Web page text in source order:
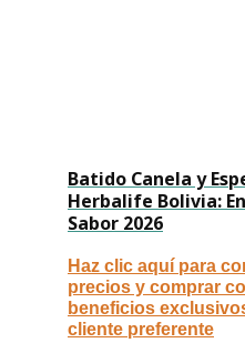
Batido Canela y
Herbalife Bolivia:
Sabor 2026
Haz clic aquí para
precios y comprar
beneficios
cliente preferente